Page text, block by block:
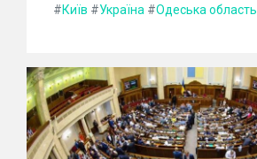
#Київ #Україна #Одеська область